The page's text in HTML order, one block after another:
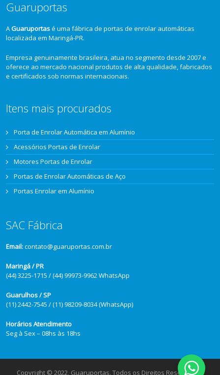
Guaruportas
AGuaruportasé uma fábrica de portas de enrolar automáticas
localizada em Maringá-PR.
Empresa genuinamente brasileira, atua no segmento desde 2007 e
oferece ao mercado nacional produtos de alta qualidade, fabricados
e certificados sob normas internacionais.
Itens mais procurados
Porta de Enrolar Automática em Alumínio
Acessórios Portas de Enrolar
Motores Portas de Enrolar
Portas de Enrolar Automáticas de Aço
Portas Enrolar em Alumínio
SAC Fábrica
Email:contato@guaruportas.com.br
Maringá / PR
(44) 3225-1715 / (44) 99973-9962 WhatsApp
Guarulhos / SP
(11) 2442-7545 / (11) 98209-8034 (WhatsApp)
Horários Atendimento
Seg à Sex – 08hs às 18hs
Copyright © 2022, Guaruportas. Todos os Direitos Reservados.